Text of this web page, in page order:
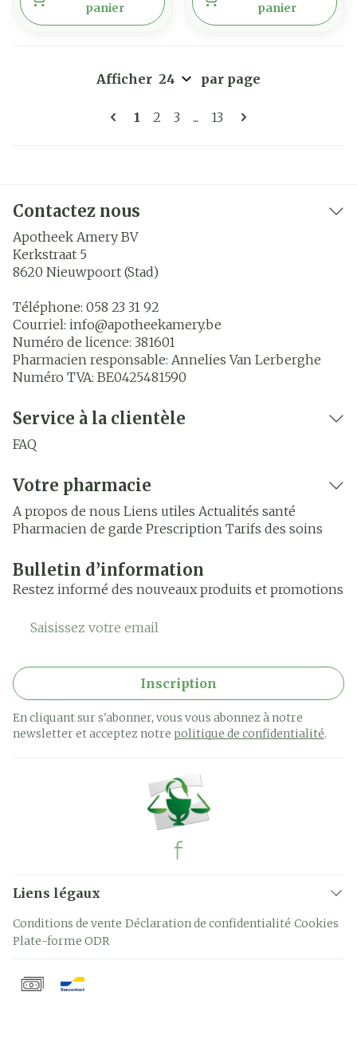
panier
panier
Pages
Vous lisez actuellement la page
1 Page
2 Page
3 ... Page
13
Afficher par page
Contactez nous
Apotheek Amery BV
Kerkstraat 5
8620 Nieuwpoort (Stad)
Téléphone: 058 23 31 92
Courriel: info@apotheekamery.be
Numéro de licence: 381601
Pharmacien responsable: Annelies Van Lerberghe
Numéro TVA: BE0425481590
Service à la clientèle
FAQ
Votre pharmacie
A propos de nous Liens utiles Actualités santé
Pharmacien de garde Prescription Tarifs des soins
Bulletin d’information
Restez informé des nouveaux produits et promotions
Adresse mail
Inscription
En cliquant sur s'abonner, vous vous abonnez à notre
newsletter et acceptez notre politique de confidentialité.
Liens légaux
Conditions de vente Déclaration de confidentialité Cookies
Plate-forme ODR